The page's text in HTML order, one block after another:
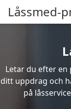
Låssmed-
Letar du efter en
ditt uppdrag och
på